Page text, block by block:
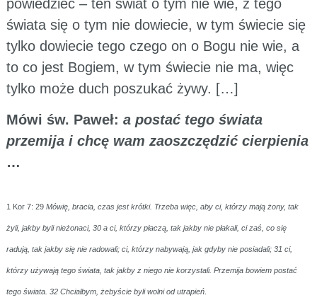
powiedzieć – ten świat o tym nie wie, z tego
świata się o tym nie dowiecie, w tym świecie się
tylko dowiecie tego czego on o Bogu nie wie, a
to co jest Bogiem, w tym świecie nie ma, więc
tylko może duch poszukać żywy. […]
Mówi św. Paweł: a postać tego świata
przemija i chcę wam zaoszczędzić cierpienia
…
1 Kor 7: 29 Mówię, bracia, czas jest krótki. Trzeba więc, aby ci, którzy mają żony, tak
żyli, jakby byli nieżonaci, 30 a ci, którzy płaczą, tak jakby nie płakali, ci zaś, co się
radują, tak jakby się nie radowali; ci, którzy nabywają, jak gdyby nie posiadali; 31 ci,
którzy używają tego świata, tak jakby z niego nie korzystali. Przemija bowiem postać
tego świata. 32 Chciałbym, żebyście byli wolni od utrapień.